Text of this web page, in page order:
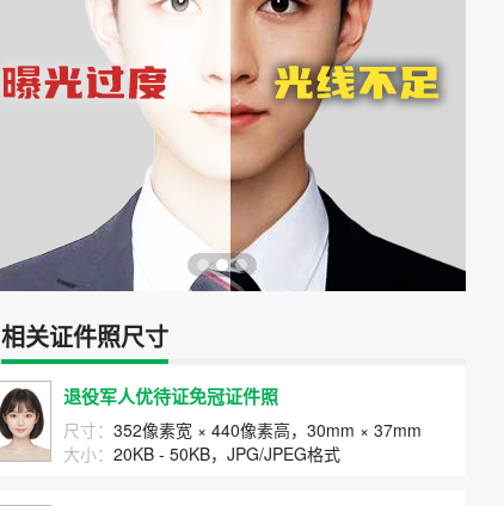
相关证件照尺寸
退役军人优待证免冠证件照
尺寸： 352像素宽 × 440像素高，30mm × 37mm
大小： 20KB - 50KB，JPG/JPEG格式